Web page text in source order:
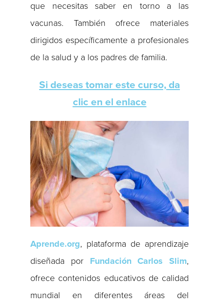
que necesitas saber en torno a las
vacunas. También ofrece materiales
dirigidos específicamente a profesionales
de la salud y a los padres de familia.
Si deseas tomar este curso, da
clic en el enlace
Aprende.org, plataforma de aprendizaje
diseñada por Fundación Carlos Slim,
ofrece contenidos educativos de calidad
mundial en diferentes áreas del